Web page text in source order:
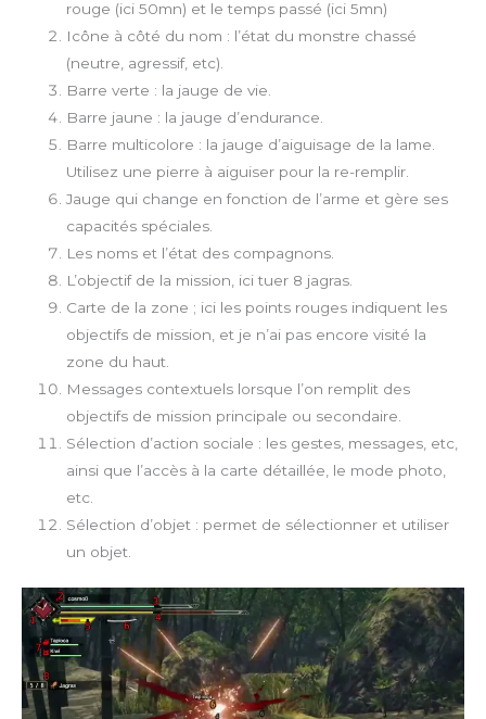
rouge (ici 50mn) et le temps passé (ici 5mn)
Icône à côté du nom : l’état du monstre chassé
(neutre, agressif, etc).
Barre verte : la jauge de vie.
Barre jaune : la jauge d’endurance.
Barre multicolore : la jauge d’aiguisage de la lame.
Utilisez une pierre à aiguiser pour la re-remplir.
Jauge qui change en fonction de l’arme et gère ses
capacités spéciales.
Les noms et l’état des compagnons.
L’objectif de la mission, ici tuer 8 jagras.
Carte de la zone ; ici les points rouges indiquent les
objectifs de mission, et je n’ai pas encore visité la
zone du haut.
Messages contextuels lorsque l’on remplit des
objectifs de mission principale ou secondaire.
Sélection d’action sociale : les gestes, messages, etc,
ainsi que l’accès à la carte détaillée, le mode photo,
etc.
Sélection d’objet : permet de sélectionner et utiliser
un objet.